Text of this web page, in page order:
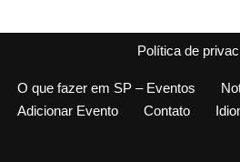
Política de
O que fazer em SP – Eventos
Adicionar Evento
Contato